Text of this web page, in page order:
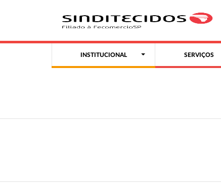
INSTITUCIONAL SERVIÇOS